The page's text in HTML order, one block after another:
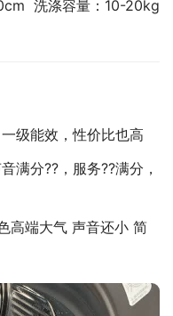
洗涤容量：10-20kg
级能效，性价比也高
满分??，服务??满分，
高端大气 声音还小 简